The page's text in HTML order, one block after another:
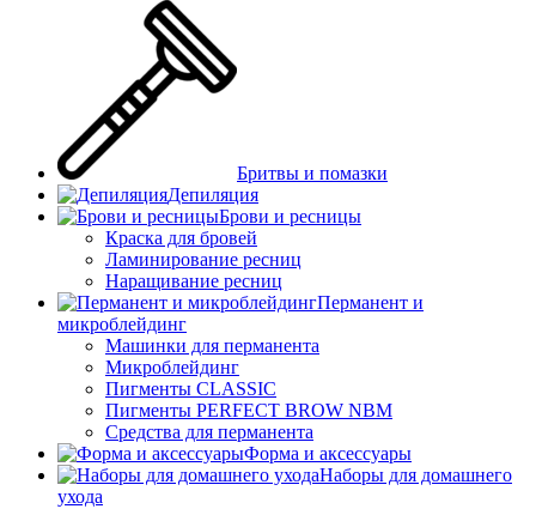
Бритвы и помазки
Депиляция
Брови и ресницы
Краска для бровей
Ламинирование ресниц
Наращивание ресниц
Перманент и
микроблейдинг
Машинки для перманента
Микроблейдинг
Пигменты CLASSIC
Пигменты PERFECT BROW NBM
Средства для перманента
Форма и аксессуары
Наборы для домашнего
ухода